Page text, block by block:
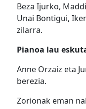
Beza Ijurko,
Unai Bontigui,
zilarra.
Pianoa lau
Anne Orzaiz eta
berezia.
Zorionak eman